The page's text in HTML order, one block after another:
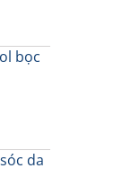
bọc
da